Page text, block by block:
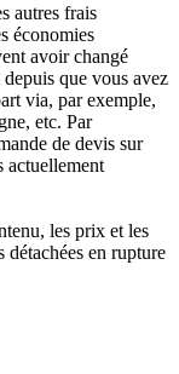
autres frais
économies
avoir changé
que vous avez
via, par exemple,
etc. Par
de devis sur
actuellement
les prix et les
en rupture